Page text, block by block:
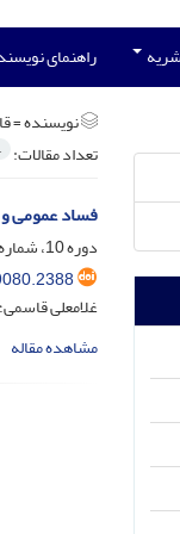
راهنمای
نویسنده =
تعداد مقالات:
فساد عمومی
دوره 10، شماره 4، دی 1402، صفحه
غلامعلی
مشاهده مقاله